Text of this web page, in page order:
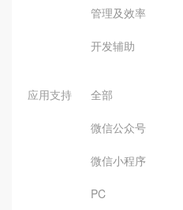
管理及效率
开发辅助
应用支持 全部
微信公众号
微信小程序
PC